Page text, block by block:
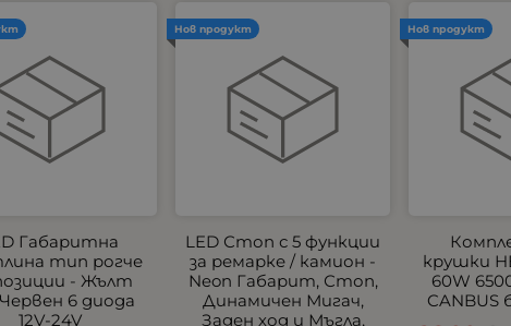
Габаритна
тип рогче
- Жълт
6 диода
12V-24V
LED Стоп с 5 функции
за ремарке / камион -
Neon Габарит, Стоп,
Динамичен Мигач,
Заден ход и Мъгла,
Нов продукт
крушки
60W
CANBUS
Нов продукт